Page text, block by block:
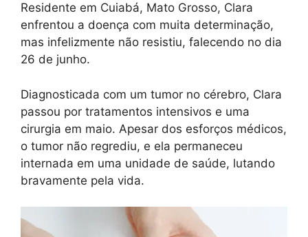
Residente em Cuiabá, Mato Grosso, Clara
enfrentou a doença com muita determinação,
mas infelizmente não resistiu, falecendo no dia
26 de junho.
Diagnosticada com um tumor no cérebro, Clara
passou por tratamentos intensivos e uma
cirurgia em maio. Apesar dos esforços médicos,
o tumor não regrediu, e ela permaneceu
internada em uma unidade de saúde, lutando
bravamente pela vida.